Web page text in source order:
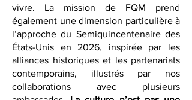
profondément connectée à l’art de
vivre. La mission de FQM prend
également une dimension particulière à
l’approche du Semiquincentenaire des
États-Unis en 2026, inspirée par les
alliances historiques et les partenariats
contemporains, illustrés par nos